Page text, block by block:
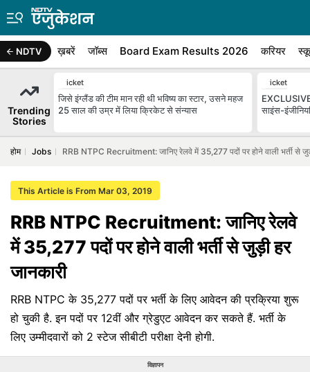
NDTV ख़बरें जॉब्स Board Exam Results 2026 करियर
Trending
Stories
Cricket
जिसे इंग्लैंड की टीम मान रही थी भविष्य का स्टार, उसने महज
25 साल की उम्र में लिया क्रिकेट से संन्यास
Cricket
साइंस-
होम Jobs RRB NTPC Recruitment: जानिए रेलवे में 35,277 पदों पर होने वाली भर्ती से
This Article is From Mar 03, 2019
RRB NTPC Recruitment: जानिए रेलवे
में 35,277 पदों पर होने वाली भर्ती से जुड़ी हर
जानकारी
RRB NTPC के 35,277 पदों पर भर्ती के लिए आवेदन की प्रक्रिया शुरू
हो चुकी है. इन पदों पर 12वीं और ग्रेडुएट आवेदन कर सकते हैं. भर्ती के
लिए उम्मीदवारों को 2 स्टेज सीबीटी परीक्षा देनी होगी.
विज्ञापन